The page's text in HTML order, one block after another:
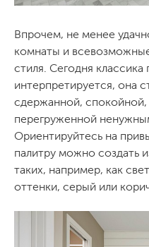
Впрочем, не менее
комнаты и
стиля. Сегодня
интерпретируется, она
сдержанной,
перегруженной
Ориентируйтесь на
палитру можно создать
таких, например, как
оттенки, серый или